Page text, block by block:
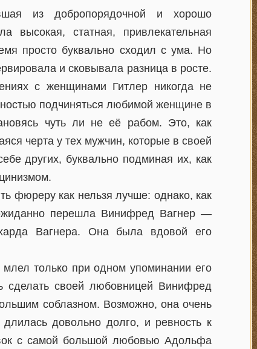
из добропорядочной и хорошо
высокая, статная, привлекательная
просто буквально сходил с ума. Но
и сковывала разница в росте.
с женщинами Гитлер никогда не
подчиняться любимой женщине в
чуть ли не её рабом. Это, как
черта у тех мужчин, которые в своей
других, буквально подминая их, как
фюреру как нельзя лучше: однако, как
перешла Винифред Вагнер —
Вагнера. Она была вдовой его
только при одном упоминании его
сделать своей любовницей Винифред
соблазном. Возможно, она очень
довольно долго, и ревность к
с самой большой любовью Адольфа